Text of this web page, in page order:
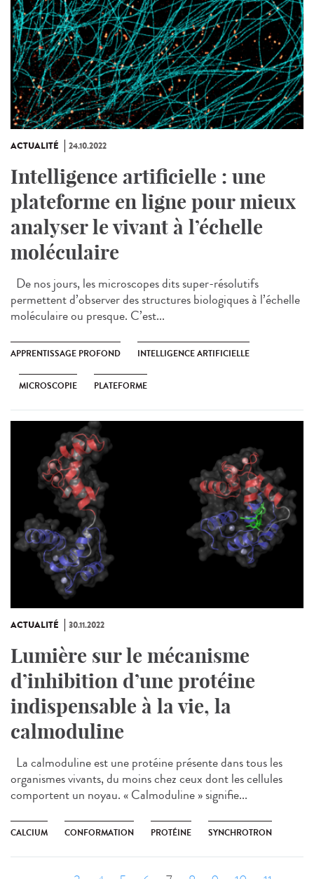
ACTUALITÉ 24.10.2022
Intelligence artificielle : une
plateforme en ligne pour mieux
analyser le vivant à l’échelle
moléculaire
De nos jours, les microscopes dits super-résolutifs
permettent d’observer des structures biologiques à l’échelle
moléculaire ou presque. C’est...
APPRENTISSAGE PROFOND INTELLIGENCE ARTIFICIELLE
MICROSCOPIE PLATEFORME
ACTUALITÉ 30.11.2022
Lumière sur le mécanisme
d’inhibition d’une protéine
indispensable à la vie, la
calmoduline
La calmoduline est une protéine présente dans tous les
organismes vivants, du moins chez ceux dont les cellules
comportent un noyau. « Calmoduline » signifie...
CALCIUM CONFORMATION PROTÉINE SYNCHROTRON